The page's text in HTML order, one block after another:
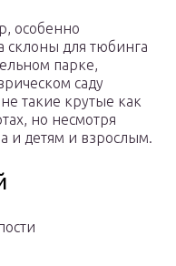
особенно
склоны для тюбинга
парке,
саду
такие крутые как
но несмотря
и детям и взрослым.